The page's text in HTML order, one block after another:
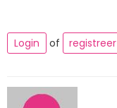
Login
of registreer